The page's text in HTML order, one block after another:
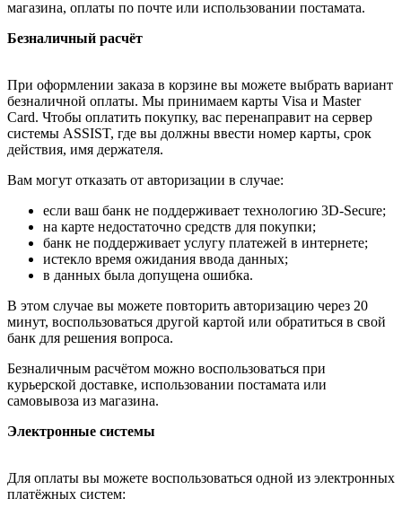
магазина, оплаты по почте или использовании постамата.
Безналичный расчёт
При оформлении заказа в корзине вы можете выбрать вариант
безналичной оплаты. Мы принимаем карты Visa и Master
Card. Чтобы оплатить покупку, вас перенаправит на сервер
системы ASSIST, где вы должны ввести номер карты, срок
действия, имя держателя.
Вам могут отказать от авторизации в случае:
если ваш банк не поддерживает технологию 3D-Secure;
на карте недостаточно средств для покупки;
банк не поддерживает услугу платежей в интернете;
истекло время ожидания ввода данных;
в данных была допущена ошибка.
В этом случае вы можете повторить авторизацию через 20
минут, воспользоваться другой картой или обратиться в свой
банк для решения вопроса.
Безналичным расчётом можно воспользоваться при
курьерской доставке, использовании постамата или
самовывоза из магазина.
Электронные системы
Для оплаты вы можете воспользоваться одной из электронных
платёжных систем: